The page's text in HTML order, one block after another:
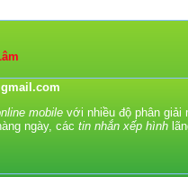
mobile với nhiều độ phân giải
ngày, các tin nhắn xếp hình